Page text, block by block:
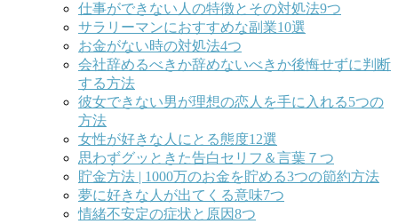
仕事ができない人の特徴とその対処法9つ
サラリーマンにおすすめな副業10選
お金がない時の対処法4つ
会社辞めるべきか辞めないべきか後悔せずに判断
する方法
彼女できない男が理想の恋人を手に入れる5つの
方法
女性が好きな人にとる態度12選
思わずグッときた告白セリフ＆言葉７つ
貯金方法 | 1000万のお金を貯める3つの節約方法
夢に好きな人が出てくる意味7つ
情緒不安定の症状と原因8つ